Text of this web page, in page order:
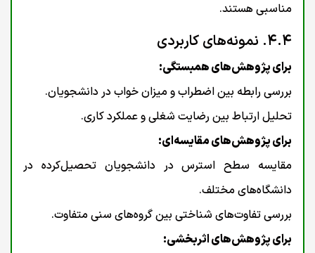
مناسبی هستند.
۴.۴. نمونه‌های کاربردی
برای پژوهش‌های همبستگی:
بررسی رابطه بین اضطراب و میزان خواب در دانشجویان.
تحلیل ارتباط بین رضایت شغلی و عملکرد کاری.
برای پژوهش‌های مقایسه‌ای:
مقایسه سطح استرس در دانشجویان تحصیل‌کرده در
دانشگاه‌های مختلف.
بررسی تفاوت‌های شناختی بین گروه‌های سنی متفاوت.
برای پژوهش‌های اثربخشی: